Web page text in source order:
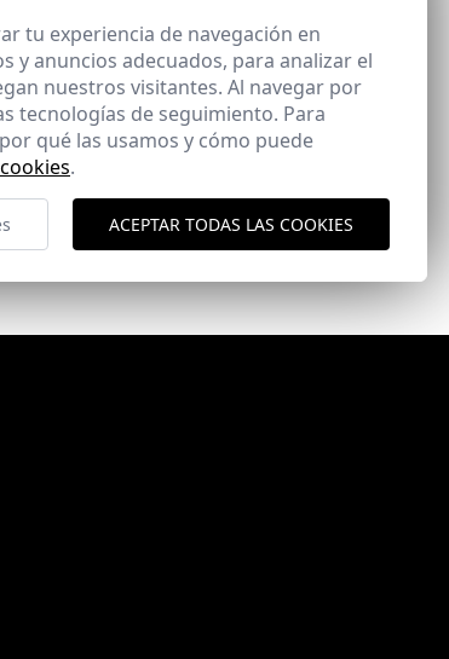
tu experiencia de navegación en
anuncios adecuados, para analizar el
nuestros visitantes. Al navegar por
tecnologías de seguimiento. Para
qué las usamos y cómo puede
.
ACEPTAR TODAS LAS COOKIES